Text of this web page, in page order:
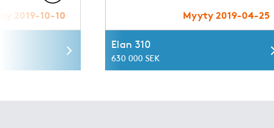
2019-10-10 Myyty 2019-04-25
Elan 310
630 000 SEK